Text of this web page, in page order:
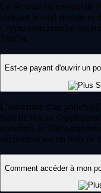
La sécurité est essentielle
utilisant le cold storage et
Crypto.com priorise ces
24h/24.
Est-ce payant d'ouvrir un
L'ouverture d'un
frais de réseau
transfert), le
nécessitent aucun frais de
Comment accéder à mon